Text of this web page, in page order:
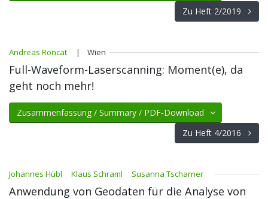
Zu Heft 2/2019
Andreas Roncat | Wien
Full-Waveform-Laserscanning: Moment(e), da
geht noch mehr!
Zusammenfassung / Summary / PDF-Download
Zu Heft 4/2016
Johannes Hübl Klaus Schraml Susanna Tscharner
Anwendung von Geodaten für die Analyse von